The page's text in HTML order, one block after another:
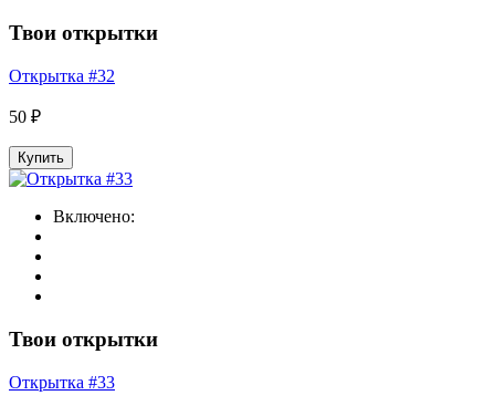
Твои открытки
Открытка #32
50 ₽
Купить
Включено:
Твои открытки
Открытка #33